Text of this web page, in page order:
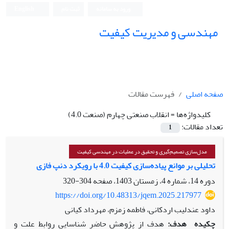
مهندسی و مدیریت کیفیت
صفحه اصلی
فهرست مقالات
کلیدواژه‌ها =انقلاب صنعتی چهارم (صنعت 4.0)
تعداد مقالات:
1
مدل‌سازی تصمیم‌گیری و تحقیق در عملیات در مهندسی کیفیت
تحلیلی بر موانع پیاده‌سازی کیفیت 4.0 با رویکرد دنپ فازی
دوره 14، شماره 4، زمستان 1403، صفحه
304-320
https://doi.org/10.48313/jqem.2025.217977
داود عندلیب اردکانی، فاطمه زمزم، مهرداد کیانی
چکیده هدف: هدف از پژوهش حاضر شناسایی روابط علت و